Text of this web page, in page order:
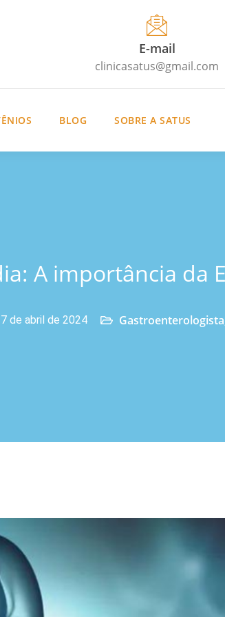
E-mail
clinicasatus@gmail.com
BLOG SOBRE A SATUS
A importância da
de abril de 2024 Gastroenterologista